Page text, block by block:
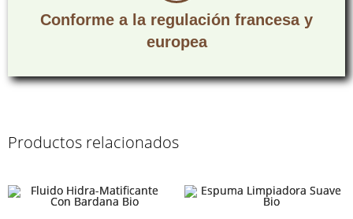
Conforme a la regulación francesa y
europea
Productos relacionados